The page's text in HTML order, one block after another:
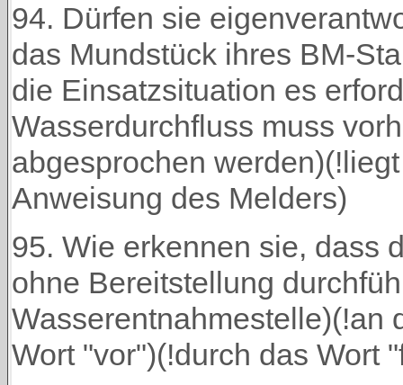
94. Dürfen sie
das Mundstück ihres BM-
die Einsatzsituation es
Wasserdurchfluss muss
abgesprochen
Anweisung des Melders)
95. Wie erkennen sie, dass
ohne Bereitstellung
Wasserentnahmestelle)(!an
Wort "vor")(!durch das Wort